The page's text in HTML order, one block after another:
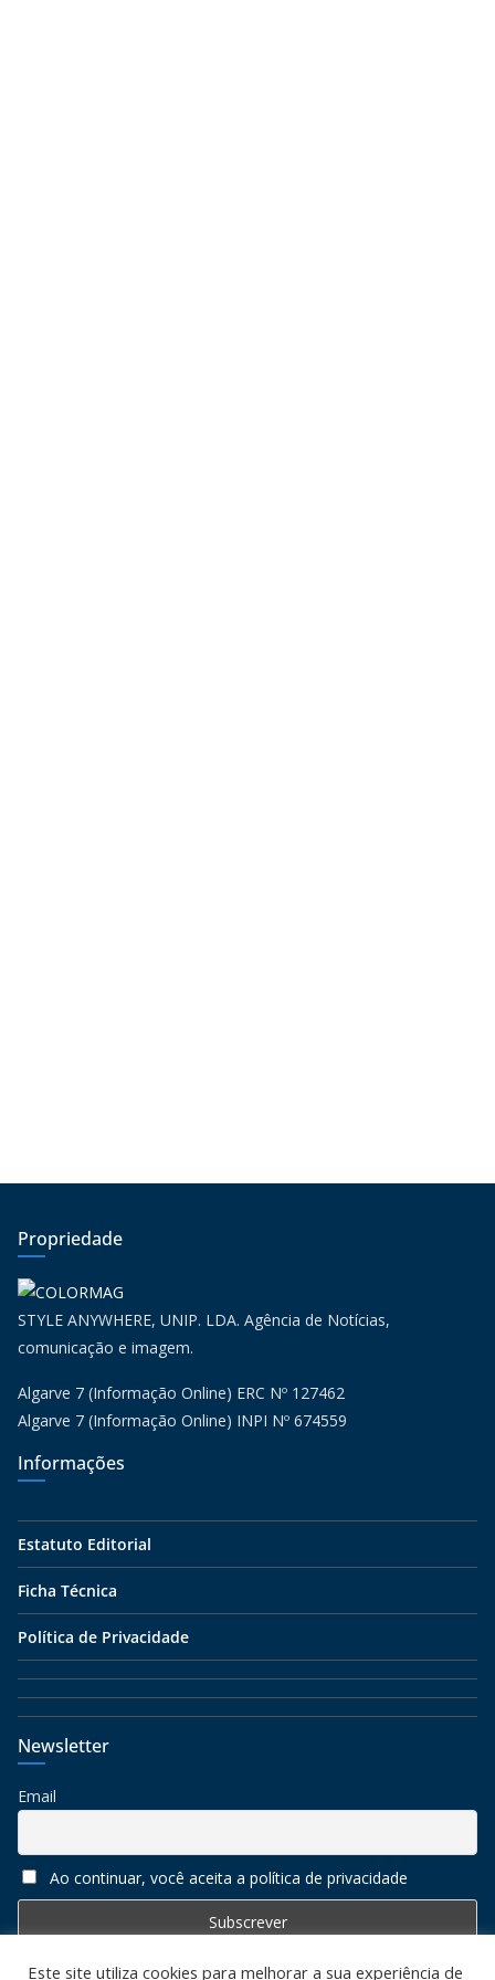
Propriedade
STYLE ANYWHERE, UNIP. LDA. Agência de Notícias,
comunicação e imagem.
Algarve 7 (Informação Online) ERC Nº 127462
Algarve 7 (Informação Online) INPI Nº 674559
Informações
Estatuto Editorial
Ficha Técnica
Política de Privacidade
Newsletter
Email
Ao continuar, você aceita a política de privacidade
Este site utiliza cookies para melhorar a sua experiência de